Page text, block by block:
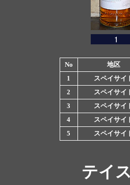
No 地区
1
スペイサイ
2
スペイサイ
3
スペイサイ
4
スペイサイ
5
スペイサイ
テイ